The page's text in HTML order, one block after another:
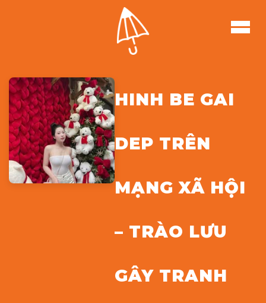
HINH BE GAI
DEP TRÊN
MẠNG XÃ HỘI
– TRÀO LƯU
GÂY TRANH